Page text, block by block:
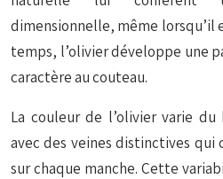
dimensionnelle, même lorsqu’il
temps, l’olivier développe une
caractère au couteau.
La couleur de l’olivier varie
avec des veines distinctives qui
sur chaque manche. Cette